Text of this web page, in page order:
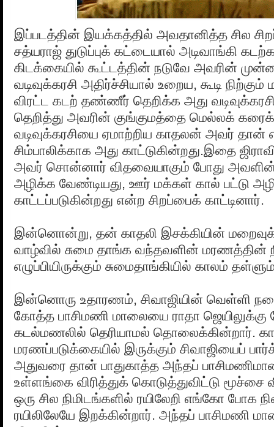
இப்படத்தின் இயக்கத்தில் அவதானித்த சில
சத்யராஜ் துடுப்புக் கட்டையால் அடிவாங்கி
கிடக்கையில் கூட்டத்தின் நடுவே அவரின்
வடிவுக்கரசி அதிர்ச்சியால் உறைய, கூடி
விரட்ட கடற் தண்ணீர் தெறிக்க அது
தெறித்து அவரின் குங்குமத்தை மெல்லக்
வடிவுக்கரசியை ஏமாற்றிய காதலன் அவர்
சிம்பாலிக்காக அது காட்டுகின்றது.இதை
அவர் சொன்னார் விதவையாகும் போது அவளின்
அழிக்க வேண்டியது, ஊர் மக்கள் கால் பட்டு
காட்டப்படுகின்றது என்ற சிறப்பைக் காட்டினார்.
இன்னொன்று, தன் காதலி இசக்கியின்
வாழ்வில் சுமை தாங்க வந்தவளின் மரணத்தின்
எழுப்பியிருக்கும் சுமைதாங்கியில் காலம்
இன்னொரு உதாரணம், சிவாஜியின் வெள்ளி
கோத்த பாசிமணி மாலையை ராதா ஜெயிலுக்கு
கடல்மணலில் தெரியாமல் தொலைக்கின்றார்.
மரணப்படுக்கையில் இருக்கும் சிவாஜியைப்
அதுவரை தான் பாதுகாத்த அந்தப்
உள்ளங்கை விரித்துக் கொடுத்துவிட்டு மூச்சை
ஒரு சில நிமிடங்களில் ரயிலேறி எங்கோ போக
ரயிலிலேயே இறக்கின்றார். அந்தப் பாசிமணி